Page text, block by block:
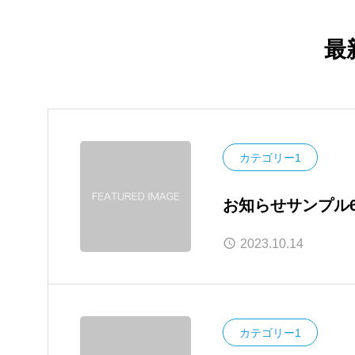
最
カテゴリー1
お知らせサンプル
2023.10.14
カテゴリー1